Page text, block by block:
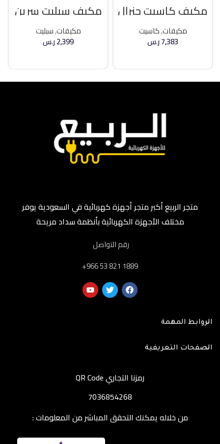
مكيف كاسيت جنرال
كلاس 36000 وحدهحار / بارد
مكيفات,كاسيت
7,383ر.س
مكيف سبليت سرين
21400 وحده بارد
مكيفات,سبليت
2,399ر.س
متجر الربيع أكبر متجر أجهزة كهربائية في السعودية يوفر
مختلف الأجهزة الكهربائية بأنظمة سداد مريحة
رقم التواصل
‎+966 53 821 1889
الروابط المهمة
الصفحات التعريفية
رمزنا التجاري QR Code
7036854268
من خلاله يمكنك التحقق المباشر من المعلومات :